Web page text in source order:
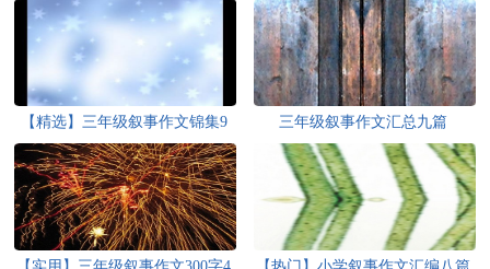
【精选】三年级叙事作文锦集9
篇
三年级叙事作文汇总九篇